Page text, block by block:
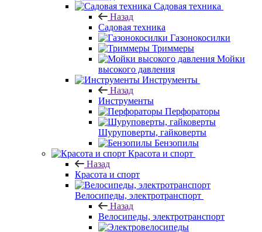
Садовая техника
Назад
Садовая техника
Газонокосилки
Триммеры
Мойки
высокого давления
Инструменты
Назад
Инструменты
Перфораторы
Шуруповерты, гайковерты
Бензопилы
Красота и спорт
Назад
Красота и спорт
Велосипеды, электротранспорт
Назад
Велосипеды, электротранспорт